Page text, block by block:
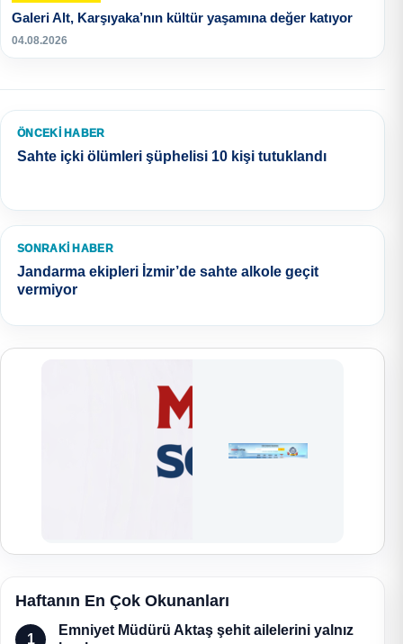
Galeri Alt, Karşıyaka’nın kültür yaşamına değer katıyor
04.08.2026
ÖNCEKI HABER
Sahte içki ölümleri şüphelisi 10 kişi tutuklandı
SONRAKI HABER
Jandarma ekipleri İzmir’de sahte alkole geçit
vermiyor
Haftanın En Çok Okunanları
1
Emniyet Müdürü Aktaş şehit ailelerini yalnız